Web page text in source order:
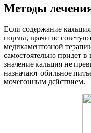
Методы
Если содержание
нормы, врачи не
медикаментозной
самостоятельно придет
значение кальция не
назначают обильное
мочегонным действием.